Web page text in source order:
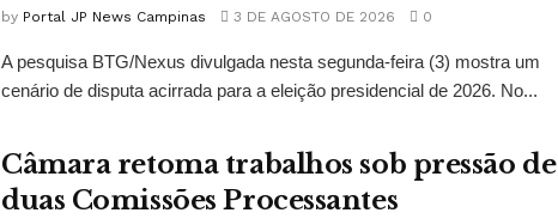
by Portal JP News Campinas 3 DE AGOSTO DE 2026 0
A pesquisa BTG/Nexus divulgada nesta segunda-feira (3) mostra um
cenário de disputa acirrada para a eleição presidencial de 2026. No...
Câmara retoma trabalhos sob pressão de
duas Comissões Processantes